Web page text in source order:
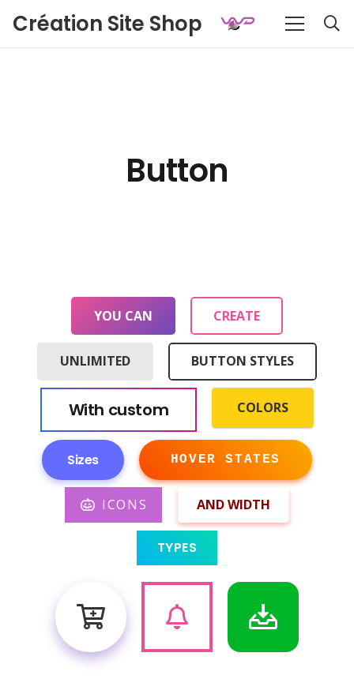
Création Site Shop
Button
YOU CAN CREATE
UNLIMITED BUTTON STYLES
With custom COLORS
Sizes HOVER STATES
ICONS AND WIDTH
TYPES